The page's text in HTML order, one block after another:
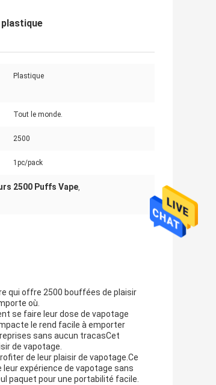
Plastique
Tout le monde.
2500
1pc/pack
2500 Puffs Vape,
qui offre 2500 bouffées de plaisir
où.
se faire leur dose de vapotage
le rend facile à emporter
sans aucun tracasCet
de vapotage.
de leur plaisir de vapotage.Ce
expérience de vapotage sans
paquet pour une portabilité facile.